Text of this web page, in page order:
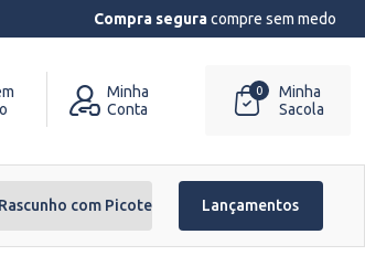
Compra seguracompre sem medo
Minha
Conta
0
Minha
Sacola
com Picote Lançamentos